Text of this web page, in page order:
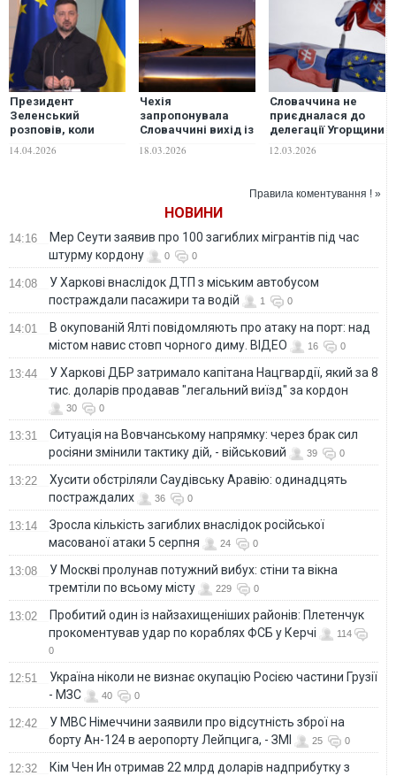
Президент
Зеленський
розповів, коли
"Дружба" зможе
14.04.2026
Чехія
запропонувала
Словаччині вихід із
18.03.2026
Словаччина не
приєдналася до
делегації Угорщини
нафтопроводу
12.03.2026
Правила коментування ! »
НОВИНИ
14:16
Мер Сеути заявив про 100 загиблих мігрантів під час
штурму кордону
0 0
14:08
У Харкові внаслідок ДТП з міським автобусом
постраждали пасажири та водій
1 0
14:01
В окупованій Ялті повідомляють про атаку на порт: над
містом навис стовп чорного диму. ВІДЕО
16 0
13:44
У Харкові ДБР затримало капітана Нацгвардії, який за 8
тис. доларів продавав "легальний виїзд" за кордон
30 0
13:31
Ситуація на Вовчанському напрямку: через брак сил
росіяни змінили тактику дій, - військовий
39 0
13:22
Хусити обстріляли Саудівську Аравію: одинадцять
постраждалих
36 0
13:14
Зросла кількість загиблих внаслідок російської
масованої атаки 5 серпня
24 0
13:08
У Москві пролунав потужний вибух: стіни та вікна
тремтіли по всьому місту
229 0
13:02
Пробитий один із найзахищеніших районів: Плетенчук
прокоментував удар по кораблях ФСБ у Керчі
114
0
12:51
Україна ніколи не визнає окупацію Росією частини Грузії
- МЗС
40 0
12:42
У МВС Німеччини заявили про відсутність зброї на
борту Ан-124 в аеропорту Лейпцига, - ЗМІ
25 0
12:32
Кім Чен Ин отримав 22 млрд доларів надприбутку з